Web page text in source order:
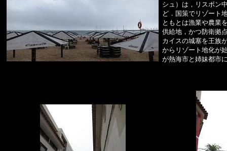
シュ）は，リスボン
ど．国策でリゾート
ともとは漁業や農業
供給地，かつ防衛拠
カイスの城塞を王族
からリゾート地化が
が熱海市と姉妹都市